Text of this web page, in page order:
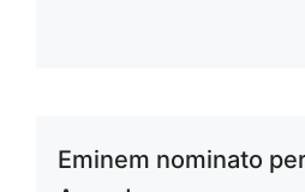
Eminem nominato